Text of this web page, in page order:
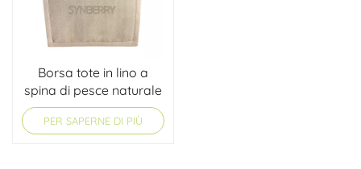
Borsa tote in lino a
spina di pesce naturale
con tracolla
PER SAPERNE DI PIÙ